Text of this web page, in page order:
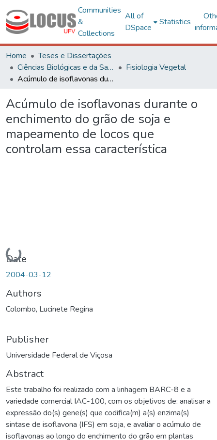
Communities
&
Collections
All of
DSpace
Statistics
Home
Teses e Dissertações
Ciências Biológicas e da Saúde
Fisiologia Vegetal
Acúmulo de isoflavonas durante o enchimento do grão de soja e mapeamento de locos que controlam essa característica
Acúmulo de isoflavonas durante o
enchimento do grão de soja e
mapeamento de locos que
controlam essa característica
Loading...
Date
2004-03-12
Authors
Colombo, Lucinete Regina
Publisher
Universidade Federal de Viçosa
Abstract
Este trabalho foi realizado com a linhagem BARC-8 e a
variedade comercial IAC-100, com os objetivos de: analisar a
expressão do(s) gene(s) que codifica(m) a(s) enzima(s)
sintase de isoflavona (IFS) em soja, e avaliar o acúmulo de
isoflavonas ao longo do enchimento do grão em plantas